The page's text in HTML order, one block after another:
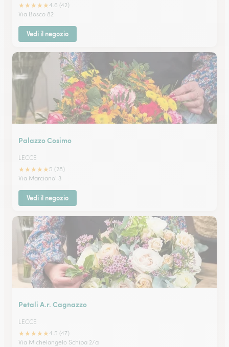
★★★★★4.6 (42)
Via Bosco 82
Vedi il negozio
Palazzo Cosimo
LECCE
★★★★★ 5 (28)
Via Marciano' 3
Vedi il negozio
Petali A.r. Cagnazzo
LECCE
★★★★★4.5 (47)
Via Michelangelo Schipa 2/a